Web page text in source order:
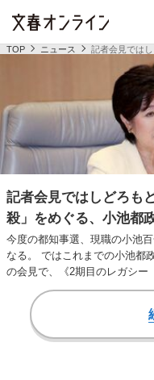
TOP ニュース 記者会見では
記者会見ではしどろも
殺」をめぐる、小池都
今度の都知事選、現職の小池
なる。 ではこれまでの小池都
の会見で、《2期目のレガシー
に月500…